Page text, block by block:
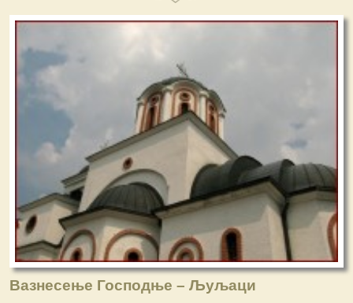
Вазнесење Господње – Љуљаци